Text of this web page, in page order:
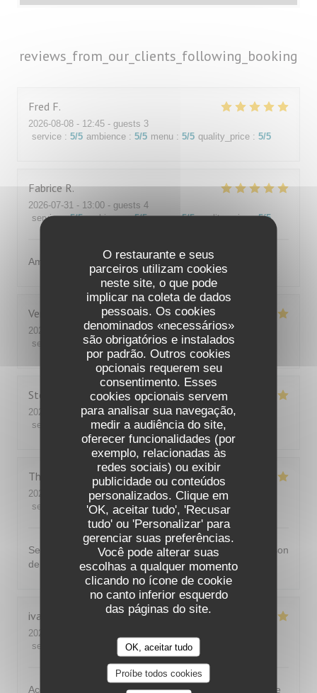
O restaurante e seus
parceiros utilizam cookies
neste site, o que pode
implicar na coleta de dados
pessoais. Os cookies
denominados «necessários»
são obrigatórios e instalados
por padrão. Outros cookies
opcionais requerem seu
consentimento. Esses
cookies opcionais servem
para analisar sua navegação,
medir a audiência do site,
oferecer funcionalidades (por
exemplo, relacionadas às
redes sociais) ou exibir
publicidade ou conteúdos
personalizados. Clique em
'OK, aceitar tudo', 'Recusar
tudo' ou 'Personalizar' para
gerenciar suas preferências.
Você pode alterar suas
escolhas a qualquer momento
clicando no ícone de cookie
no canto inferior esquerdo
das páginas do site.
OK, aceitar tudo
Proíbe todos cookies
reviews_from_our_clients_following_booking
Fred F
2026-08-08 - 12:45 - guests 3
service : 5/5 ambience : 5/5 menu : 5/5 quality_price : 5/5
Fabrice R
2026-07-31 - 13:00 - guests 4
service: 5/5 ambience: 5/5 menu: 5/5 quality_price: 5/5
Amabilité et service
Vera
2026-08-01
- 20:30 - guests 4
service
ambience: 5/5 menu: 5 /5 quality_price
Stéphane
2026-08-01
- 19:45 - guests 3
service
ambience: 5/5 menu: 5 /5 quality_price
Thomas
2026-07-31
- 20:00 - guests 2
service
ambience: 5/5 menu: 5/5 quality_price
Service très agréable et très bonne cuisine, du fait maison
de qualité, je recommande vivement
ivan
2026-07-30
service
ambience: 5 /5 menu : 5/5
Accueil et service très agréable et de bon conseil. Cadre